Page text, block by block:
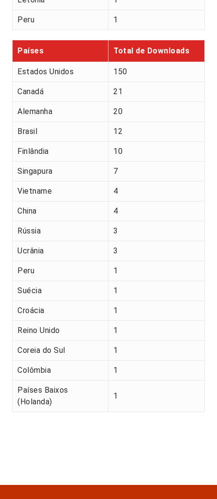
Peru 1
Países Total de Downloads
Estados Unidos 150
Canadá 21
Alemanha 20
Brasil 12
Finlândia 10
Singapura 7
Vietname 4
China 4
Rússia 3
Ucrânia 3
Peru 1
Suécia 1
Croácia 1
Reino Unido 1
Coreia do Sul 1
Colômbia 1
Países Baixos
(Holanda)
1